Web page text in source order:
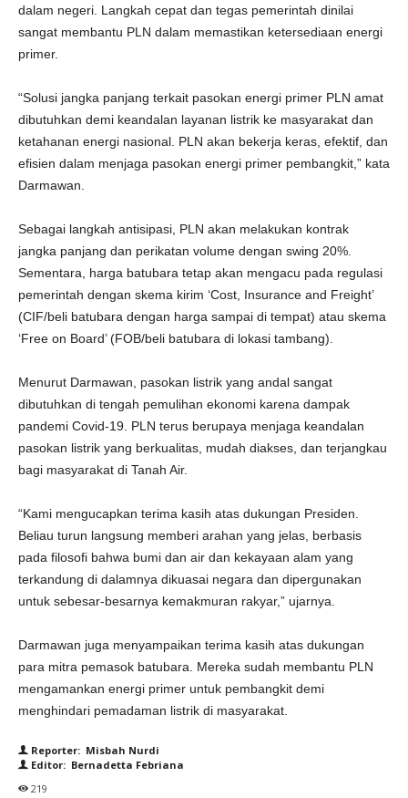
dalam negeri. Langkah cepat dan tegas pemerintah dinilai
sangat membantu PLN dalam memastikan ketersediaan energi
primer.
“Solusi jangka panjang terkait pasokan energi primer PLN amat
dibutuhkan demi keandalan layanan listrik ke masyarakat dan
ketahanan energi nasional. PLN akan bekerja keras, efektif, dan
efisien dalam menjaga pasokan energi primer pembangkit,” kata
Darmawan.
Sebagai langkah antisipasi, PLN akan melakukan kontrak
jangka panjang dan perikatan volume dengan swing 20%.
Sementara, harga batubara tetap akan mengacu pada regulasi
pemerintah dengan skema kirim ‘Cost, Insurance and Freight’
(CIF/beli batubara dengan harga sampai di tempat) atau skema
‘Free on Board’ (FOB/beli batubara di lokasi tambang).
Menurut Darmawan, pasokan listrik yang andal sangat
dibutuhkan di tengah pemulihan ekonomi karena dampak
pandemi Covid-19. PLN terus berupaya menjaga keandalan
pasokan listrik yang berkualitas, mudah diakses, dan terjangkau
bagi masyarakat di Tanah Air.
“Kami mengucapkan terima kasih atas dukungan Presiden.
Beliau turun langsung memberi arahan yang jelas, berbasis
pada filosofi bahwa bumi dan air dan kekayaan alam yang
terkandung di dalamnya dikuasai negara dan dipergunakan
untuk sebesar-besarnya kemakmuran rakyar,” ujarnya.
Darmawan juga menyampaikan terima kasih atas dukungan
para mitra pemasok batubara. Mereka sudah membantu PLN
mengamankan energi primer untuk pembangkit demi
menghindari pemadaman listrik di masyarakat.
Reporter: Misbah Nurdi
Editor: Bernadetta Febriana
219